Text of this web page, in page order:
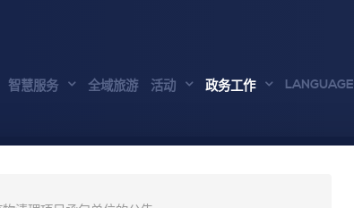
智慧服务 全域旅游 活动 政务工作 LANGUAGE